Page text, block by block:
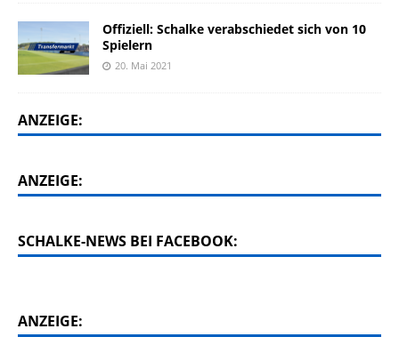
Offiziell: Schalke verabschiedet sich von 10
Spielern
20. Mai 2021
ANZEIGE:
ANZEIGE:
SCHALKE-NEWS BEI FACEBOOK:
ANZEIGE: